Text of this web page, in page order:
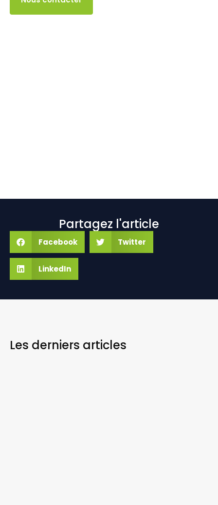
Partagez l'article
Facebook Twitter
LinkedIn
Les derniers articles